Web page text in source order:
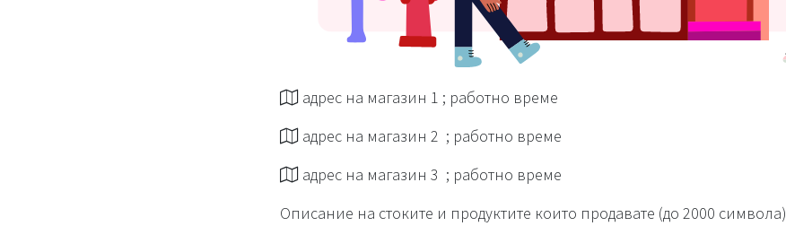
адрес на магазин 1 ; работно време
адрес на магазин 2 ; работно време
адрес на магазин 3 ; работно време
Описание на стоките и продуктите които продавате (до 2000 символа)